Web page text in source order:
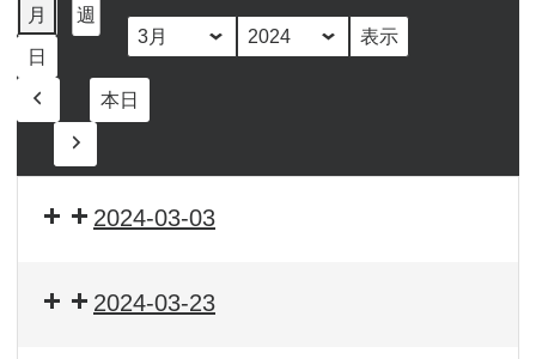
月 週
日 月
年
本日
2024-03-03
2024-03-23